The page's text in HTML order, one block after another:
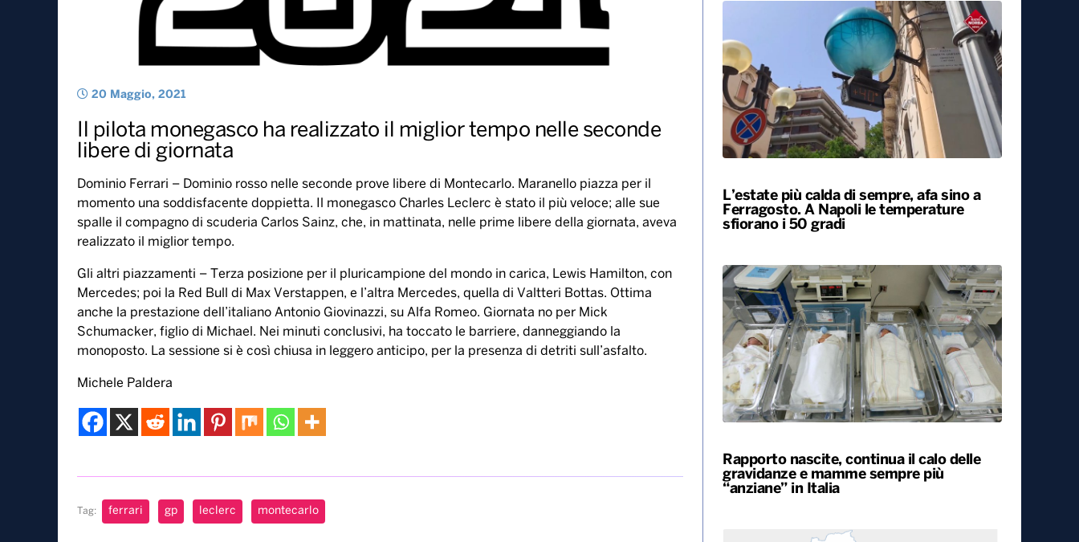
20 Maggio, 2021
Il pilota monegasco ha realizzato il miglior tempo nelle seconde
libere di giornata
Dominio Ferrari – Dominio rosso nelle seconde prove libere di Montecarlo. Maranello piazza per il
momento una soddisfacente doppietta. Il monegasco Charles Leclerc è stato il più veloce; alle sue
spalle il compagno di scuderia Carlos Sainz, che, in mattinata, nelle prime libere della giornata, aveva
realizzato il miglior tempo.
Gli altri piazzamenti – Terza posizione per il pluricampione del mondo in carica, Lewis Hamilton, con
Mercedes; poi la Red Bull di Max Verstappen, e l’altra Mercedes, quella di Valtteri Bottas. Ottima
anche la prestazione dell’italiano Antonio Giovinazzi, su Alfa Romeo. Giornata no per Mick
Schumacker, figlio di Michael. Nei minuti conclusivi, ha toccato le barriere, danneggiando la
monoposto. La sessione si è così chiusa in leggero anticipo, per la presenza di detriti sull’asfalto.
Michele Paldera
Tag: ferrari gp leclerc montecarlo
L’estate più calda di sempre, afa sino a
Ferragosto. A Napoli le temperature
sfiorano i 50 gradi
Rapporto nascite, continua il calo delle
gravidanze e mamme sempre più
“anziane” in Italia